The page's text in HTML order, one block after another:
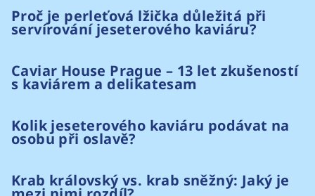
Proč je perleťová lžička důležitá při
servírování jeseterového kaviáru?
Caviar House Prague – 13 let zkušeností
s kaviárem a delikatesam
Kolik jeseterového kaviáru podávat na
osobu při oslavě?
Krab královský vs. krab sněžný: Jaký je